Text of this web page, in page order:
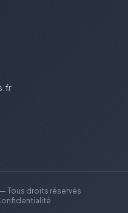
Tous droits réservés